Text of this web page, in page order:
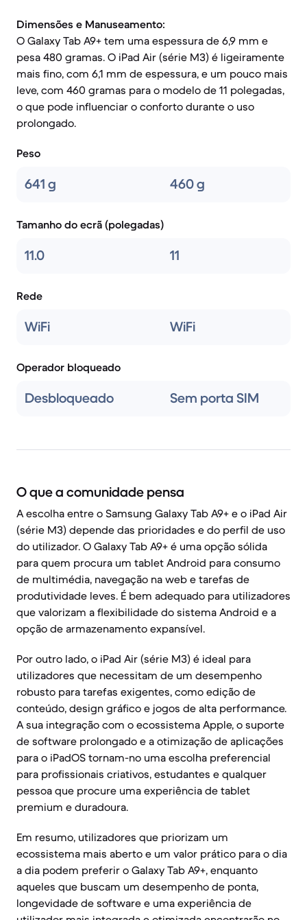
Dimensões e Manuseamento:
O Galaxy Tab A9+ tem uma espessura de 6,9 mm e
pesa 480 gramas. O iPad Air (série M3) é ligeiramente
mais fino, com 6,1 mm de espessura, e um pouco mais
leve, com 460 gramas para o modelo de 11 polegadas,
o que pode influenciar o conforto durante o uso
prolongado.
Peso
641 g 460 g
Tamanho do ecrã (polegadas)
11.0 11
Rede
WiFi WiFi
Operador bloqueado
Desbloqueado Sem porta SIM
O que a comunidade pensa
A escolha entre o Samsung Galaxy Tab A9+ e o iPad Air
(série M3) depende das prioridades e do perfil de uso
do utilizador. O Galaxy Tab A9+ é uma opção sólida
para quem procura um tablet Android para consumo
de multimédia, navegação na web e tarefas de
produtividade leves. É bem adequado para utilizadores
que valorizam a flexibilidade do sistema Android e a
opção de armazenamento expansível.
Por outro lado, o iPad Air (série M3) é ideal para
utilizadores que necessitam de um desempenho
robusto para tarefas exigentes, como edição de
conteúdo, design gráfico e jogos de alta performance.
A sua integração com o ecossistema Apple, o suporte
de software prolongado e a otimização de aplicações
para o iPadOS tornam-no uma escolha preferencial
para profissionais criativos, estudantes e qualquer
pessoa que procure uma experiência de tablet
premium e duradoura.
Em resumo, utilizadores que priorizam um
ecossistema mais aberto e um valor prático para o dia
a dia podem preferir o Galaxy Tab A9+, enquanto
aqueles que buscam um desempenho de ponta,
longevidade de software e uma experiência de